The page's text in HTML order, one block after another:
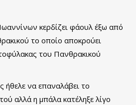
κερδίζει φάουλ έξω από
το οποίο αποκρούει
του Πανθρακικού
ήθελε να επαναλάβει το
αλλά η μπάλα κατέληξε λίγο